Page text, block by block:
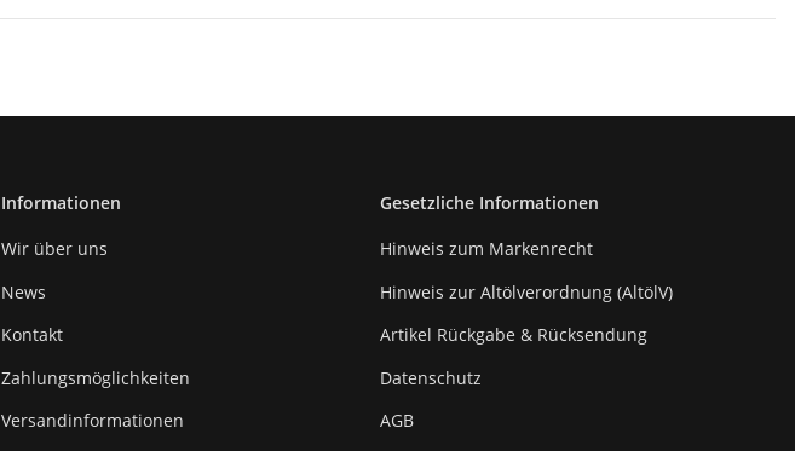
Informationen
Wir über uns
News
Kontakt
Zahlungsmöglichkeiten
Versandinformationen
Gesetzliche Informationen
Hinweis zum Markenrecht
Hinweis zur Altölverordnung (AltölV)
Artikel Rückgabe & Rücksendung
Datenschutz
AGB